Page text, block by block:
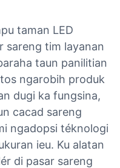
taman LED
sareng tim layanan
taun panilitian
ngarobih produk
dugi ka fungsina,
cacad sareng
ngadopsi téknologi
ieu. Ku alatan
di pasar sareng